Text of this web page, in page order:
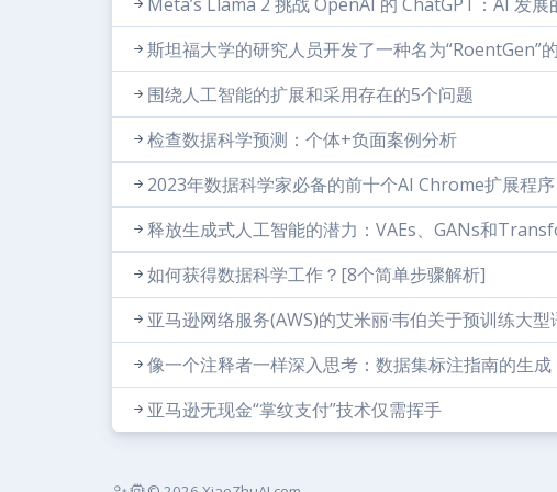
斯坦福大学的研究人员开发了一种名为“RoentGen”
围绕人工智能的扩展和采用存在的5个问题
检查数据科学预测：个体+负面案例分析
2023年数据科学家必备的前十个AI Chrome扩展程序
释放生成式人工智能的潜力：VAEs、GANs和
如何获得数据科学工作？[8个简单步骤解析]
亚马逊网络服务(AWS)的艾米丽·韦伯关于预训练大
像一个注释者一样深入思考：数据集标注指南的生成
亚马逊无现金“掌纹支付”技术仅需挥手